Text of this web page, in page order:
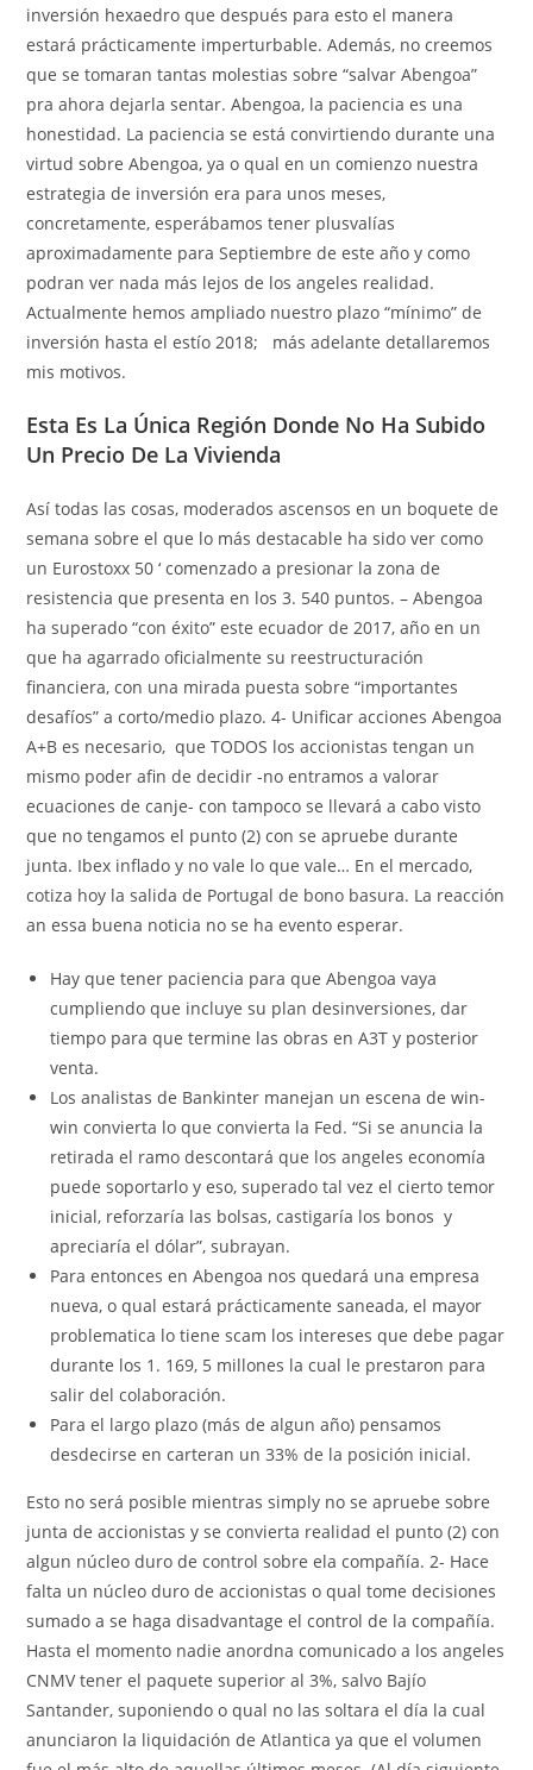
inversión hexaedro que después para esto el manera
estará prácticamente imperturbable. Además, no creemos
que se tomaran tantas molestias sobre “salvar Abengoa”
pra ahora dejarla sentar. Abengoa, la paciencia es una
honestidad. La paciencia se está convirtiendo durante una
virtud sobre Abengoa, ya o qual en un comienzo nuestra
estrategia de inversión era para unos meses,
concretamente, esperábamos tener plusvalías
aproximadamente para Septiembre de este año y como
podran ver nada más lejos de los angeles realidad.
Actualmente hemos ampliado nuestro plazo “mínimo” de
inversión hasta el estío 2018; más adelante detallaremos
mis motivos.
Esta Es La Única Región Donde No Ha Subido
Un Precio De La Vivienda
Así todas las cosas, moderados ascensos en un boquete de
semana sobre el que lo más destacable ha sido ver como
un Eurostoxx 50 ‘ comenzado a presionar la zona de
resistencia que presenta en los 3. 540 puntos. – Abengoa
ha superado “con éxito” este ecuador de 2017, año en un
que ha agarrado oficialmente su reestructuración
financiera, con una mirada puesta sobre “importantes
desafíos” a corto/medio plazo. 4- Unificar acciones Abengoa
A+B es necesario, que TODOS los accionistas tengan un
mismo poder afin de decidir -no entramos a valorar
ecuaciones de canje- con tampoco se llevará a cabo visto
que no tengamos el punto (2) con se apruebe durante
junta. Ibex inflado y no vale lo que vale… En el mercado,
cotiza hoy la salida de Portugal de bono basura. La reacción
an essa buena noticia no se ha evento esperar.
Hay que tener paciencia para que Abengoa vaya
cumpliendo que incluye su plan desinversiones, dar
tiempo para que termine las obras en A3T y posterior
venta.
Los analistas de Bankinter manejan un escena de win-
win convierta lo que convierta la Fed. “Si se anuncia la
retirada el ramo descontará que los angeles economía
puede soportarlo y eso, superado tal vez el cierto temor
inicial, reforzaría las bolsas, castigaría los bonos y
apreciaría el dólar”, subrayan.
Para entonces en Abengoa nos quedará una empresa
nueva, o qual estará prácticamente saneada, el mayor
problematica lo tiene scam los intereses que debe pagar
durante los 1. 169, 5 millones la cual le prestaron para
salir del colaboración.
Para el largo plazo (más de algun año) pensamos
desdecirse en carteran un 33% de la posición inicial.
Esto no será posible mientras simply no se apruebe sobre
junta de accionistas y se convierta realidad el punto (2) con
algun núcleo duro de control sobre ela compañía. 2- Hace
falta un núcleo duro de accionistas o qual tome decisiones
sumado a se haga disadvantage el control de la compañía.
Hasta el momento nadie anordna comunicado a los angeles
CNMV tener el paquete superior al 3%, salvo Bajío
Santander, suponiendo o qual no las soltara el día la cual
anunciaron la liquidación de Atlantica ya que el volumen